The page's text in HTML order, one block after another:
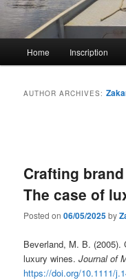
Home Inscription
AUTHOR ARCHIVES:
Crafting
The case of
Posted on06/05/2025by
Beverland, M. B.
luxury wines.Journal of
https://doi.org/10.1111/